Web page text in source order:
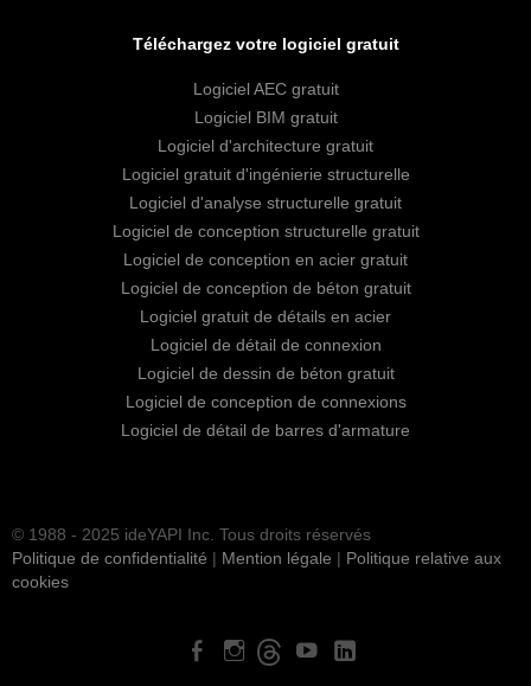
Téléchargez votre logiciel gratuit
Logiciel AEC gratuit
Logiciel BIM gratuit
Logiciel d'architecture gratuit
Logiciel gratuit d'ingénierie structurelle
Logiciel d'analyse structurelle gratuit
Logiciel de conception structurelle gratuit
Logiciel de conception en acier gratuit
Logiciel de conception de béton gratuit
Logiciel gratuit de détails en acier
Logiciel de détail de connexion
Logiciel de dessin de béton gratuit
Logiciel de conception de connexions
Logiciel de détail de barres d'armature
© 1988 - 2025 ideYAPI Inc. Tous droits réservés
Politique de confidentialité | Mention légale | Politique relative aux
cookies